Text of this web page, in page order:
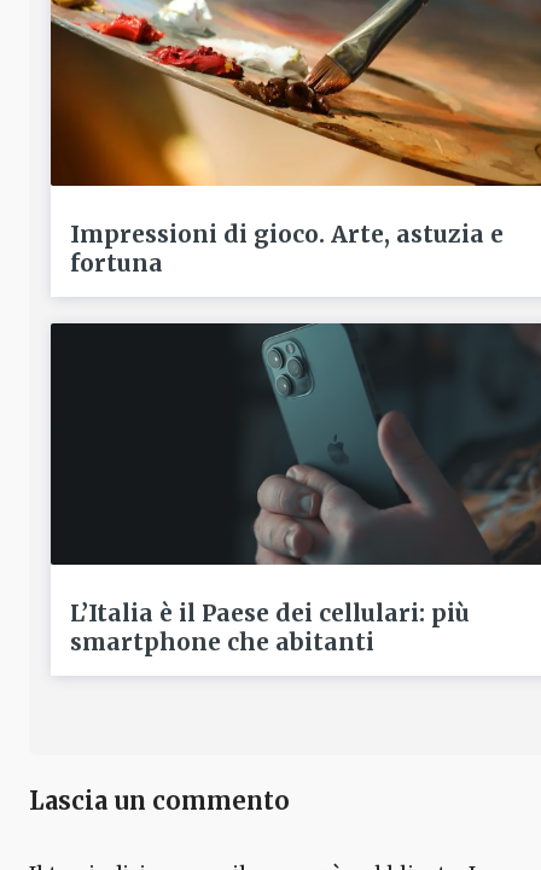
Impressioni di gioco. Arte, astuzia e
fortuna
L’Italia è il Paese dei cellulari: più
smartphone che abitanti
Lascia un commento